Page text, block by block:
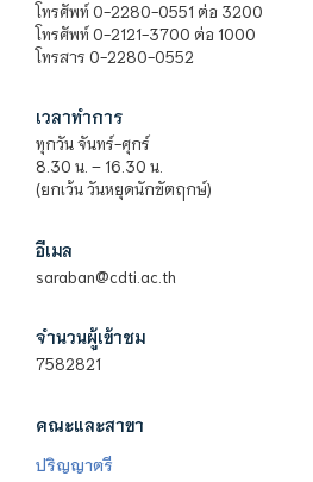
โทรศัพท์ 0-2280-0551 ต่อ 3200
โทรศัพท์ 0-2121-3700 ต่อ 1000
โทรสาร 0-2280-0552
เวลาทำการ
ทุกวัน จันทร์-ศุกร์
8.30 น. – 16.30 น.
(ยกเว้น วันหยุดนักขัตฤกษ์)
อีเมล
saraban@cdti.ac.th
จำนวนผู้เข้าชม
7582821
คณะและสาขา
ปริญญาตรี